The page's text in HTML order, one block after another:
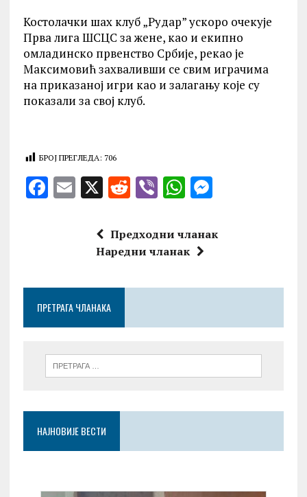
Костолачки шах клуб „Рудар” ускоро очекује
Прва лига ШСЦС за жене, као и екипно
омладинско првенство Србије, рекао је
Максимовић захваливши се свим играчима
на приказаној игри као и залагању које су
показали за свој клуб.
БРОЈ ПРЕГЛЕДА: 706
F
o
k
E X R
d
di
V
er
W
at
s
p
M
se
er
Предходни чланак
Наредни чланак
ПРЕТРАГА ЧЛАНАКА
НАЈНОВИЈЕ ВЕСТИ